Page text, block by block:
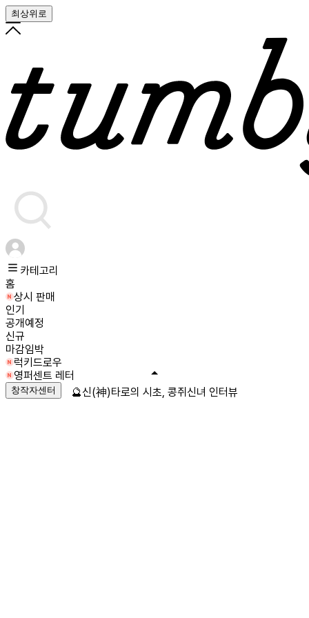
최상위로
카테고리
홈
상시 판매
인기
공개예정
신규
마감임박
럭키드로우
영퍼센트 레터
창작자센터 🔮신(神)타로의 시초, 콩쥐신녀 인터뷰